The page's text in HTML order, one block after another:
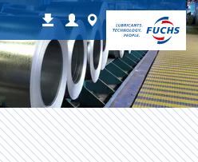
ดาวน์โหลด
LoginWorldwide